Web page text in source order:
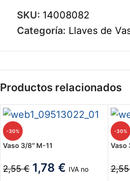
SKU: 14008082
Categoría: Llaves de
Productos relacionados
-30%
Vaso 3/8″ M-11
2,55€ 1,78 € IVA no
-30%
Vaso